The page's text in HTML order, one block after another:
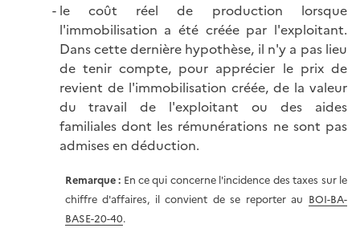
le coût réel de production lorsque
l'immobilisation a été créée par l'exploitant.
Dans cette dernière hypothèse, il n'y a pas lieu
de tenir compte, pour apprécier le prix de
revient de l'immobilisation créée, de la valeur
du travail de l'exploitant ou des aides
familiales dont les rémunérations ne sont pas
admises en déduction.
Remarque : En ce qui concerne l'incidence des taxes sur le
chiffre d'affaires, il convient de se reporter au BOI-BA-
BASE-20-40.